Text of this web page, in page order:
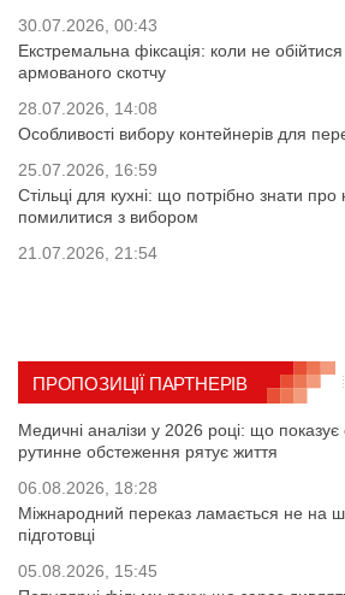
30.07.2026, 00:43
Екстремальна фіксація: коли не
армованого скотчу
28.07.2026, 14:08
Особливості вибору контейнерів для
25.07.2026, 16:59
Стільці для кухні: що потрібно знати
помилитися з вибором
21.07.2026, 21:54
ПРОПОЗИЦІЇ ПАРТНЕРІВ
Медичні аналізи у 2026 році: що показує
рутинне обстеження рятує життя
06.08.2026, 18:28
Міжнародний переказ ламається не на
підготовці
05.08.2026, 15:45